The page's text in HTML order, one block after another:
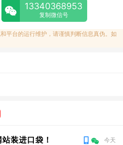
13340368953
复制微信号
平台的运行维护，请谨慎判断信息真伪。如
装进口袋！ 今天